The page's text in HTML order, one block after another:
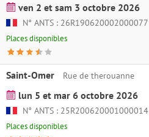
ven 2 et sam 3 octobre 2026
N° ANTS : 26R190620002000077
Places disponibles
Saint-Omer Rue de therouanne
lun 5 et mar 6 octobre 2026
N° ANTS : 25R200620001000014
Places disponibles